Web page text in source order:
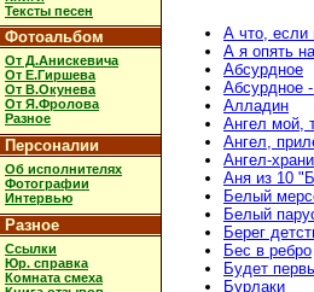
Тексты песен
Фотоальбом
От Д.Анискевича
От Е.Гиршева
От В.Окунева
От Я.Фролова
Разное
Персоналии
Об исполнителях
Фотографии
Интервью
Разное
Ссылки
Юр. справка
Комната смеха
А что, если
А я опять
Абсурдное
Абсурдное
Алладин
Ангел мой,
Ангел,
Ангел-
Аня из 10
Белый
Белый
Берег
Бес в ребро
Будет
Бурлаки